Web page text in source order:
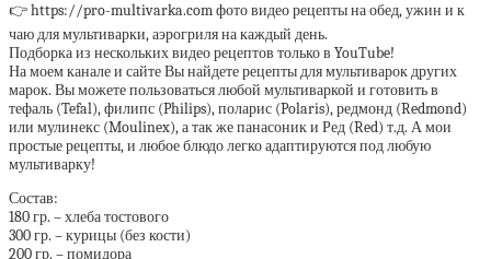
👉 https://pro-multivarka.com фото видео рецепты на обед, ужин и к
чаю для мультиварки, аэрогриля на каждый день.
Подборка из нескольких видео рецептов только в YouTube!
На моем канале и сайте Вы найдете рецепты для мультиварок других
марок. Вы можете пользоваться любой мультиваркой и готовить в
тефаль (Tefal), филипс (Philips), поларис (Polaris), редмонд (Redmond)
или мулинекс (Moulinex), а так же панасоник и Ред (Red) т.д. А мои
простые рецепты, и любое блюдо легко адаптируются под любую
мультиварку!
Состав:
180 гр. – хлеба тостового
300 гр. – курицы (без кости)
200 гр. – помидора